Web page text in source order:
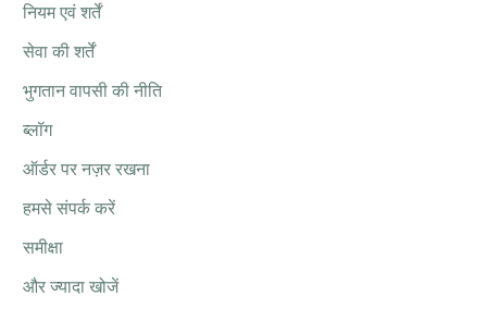
नियम एवं शर्तें
सेवा की शर्तें
भुगतान वापसी की नीति
ब्लॉग
ऑर्डर पर नज़र रखना
हमसे संपर्क करें
समीक्षा
और ज्यादा खोजें